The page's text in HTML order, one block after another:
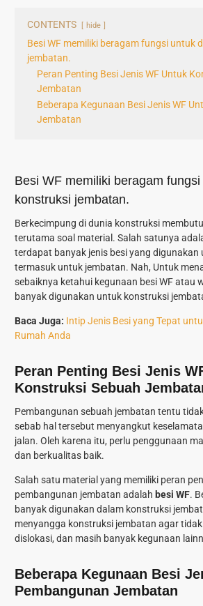
CONTENTS hide
Besi WF memiliki beragam fungsi untuk
jembatan.
Peran Penting Besi Jenis WF Untuk
Jembatan
Beberapa Kegunaan Besi Jenis WF
Jembatan
Besi WF memiliki beragam
konstruksi jembatan.
Berkecimpung di dunia konstruksi
terutama soal material. Salah satunya
terdapat banyak jenis besi yang digunakan
termasuk untuk jembatan. Nah, Untuk
sebaiknya ketahui kegunaan besi WF atau
banyak digunakan untuk konstruksi
Baca Juga: Intip Jenis Besi yang Tepat
Rumah Anda
Peran Penting Besi Jenis
Konstruksi Sebuah
Pembangunan sebuah jembatan tentu
sebab hal tersebut menyangkut
jalan. Oleh karena itu, perlu penggunaan
dan berkualitas baik.
Salah satu material yang memiliki peran
pembangunan jembatan adalah besi WF.
banyak digunakan dalam konstruksi
menyangga konstruksi jembatan agar
dislokasi, dan masih banyak kegunaan
Beberapa Kegunaan Besi
Pembangunan Jembatan